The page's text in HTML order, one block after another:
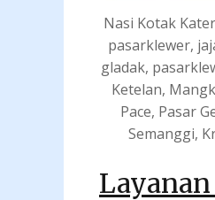
Nasi Kotak
pasarklewer,
gladak,
Ketelan,
Pace, Pasar
Semanggi,